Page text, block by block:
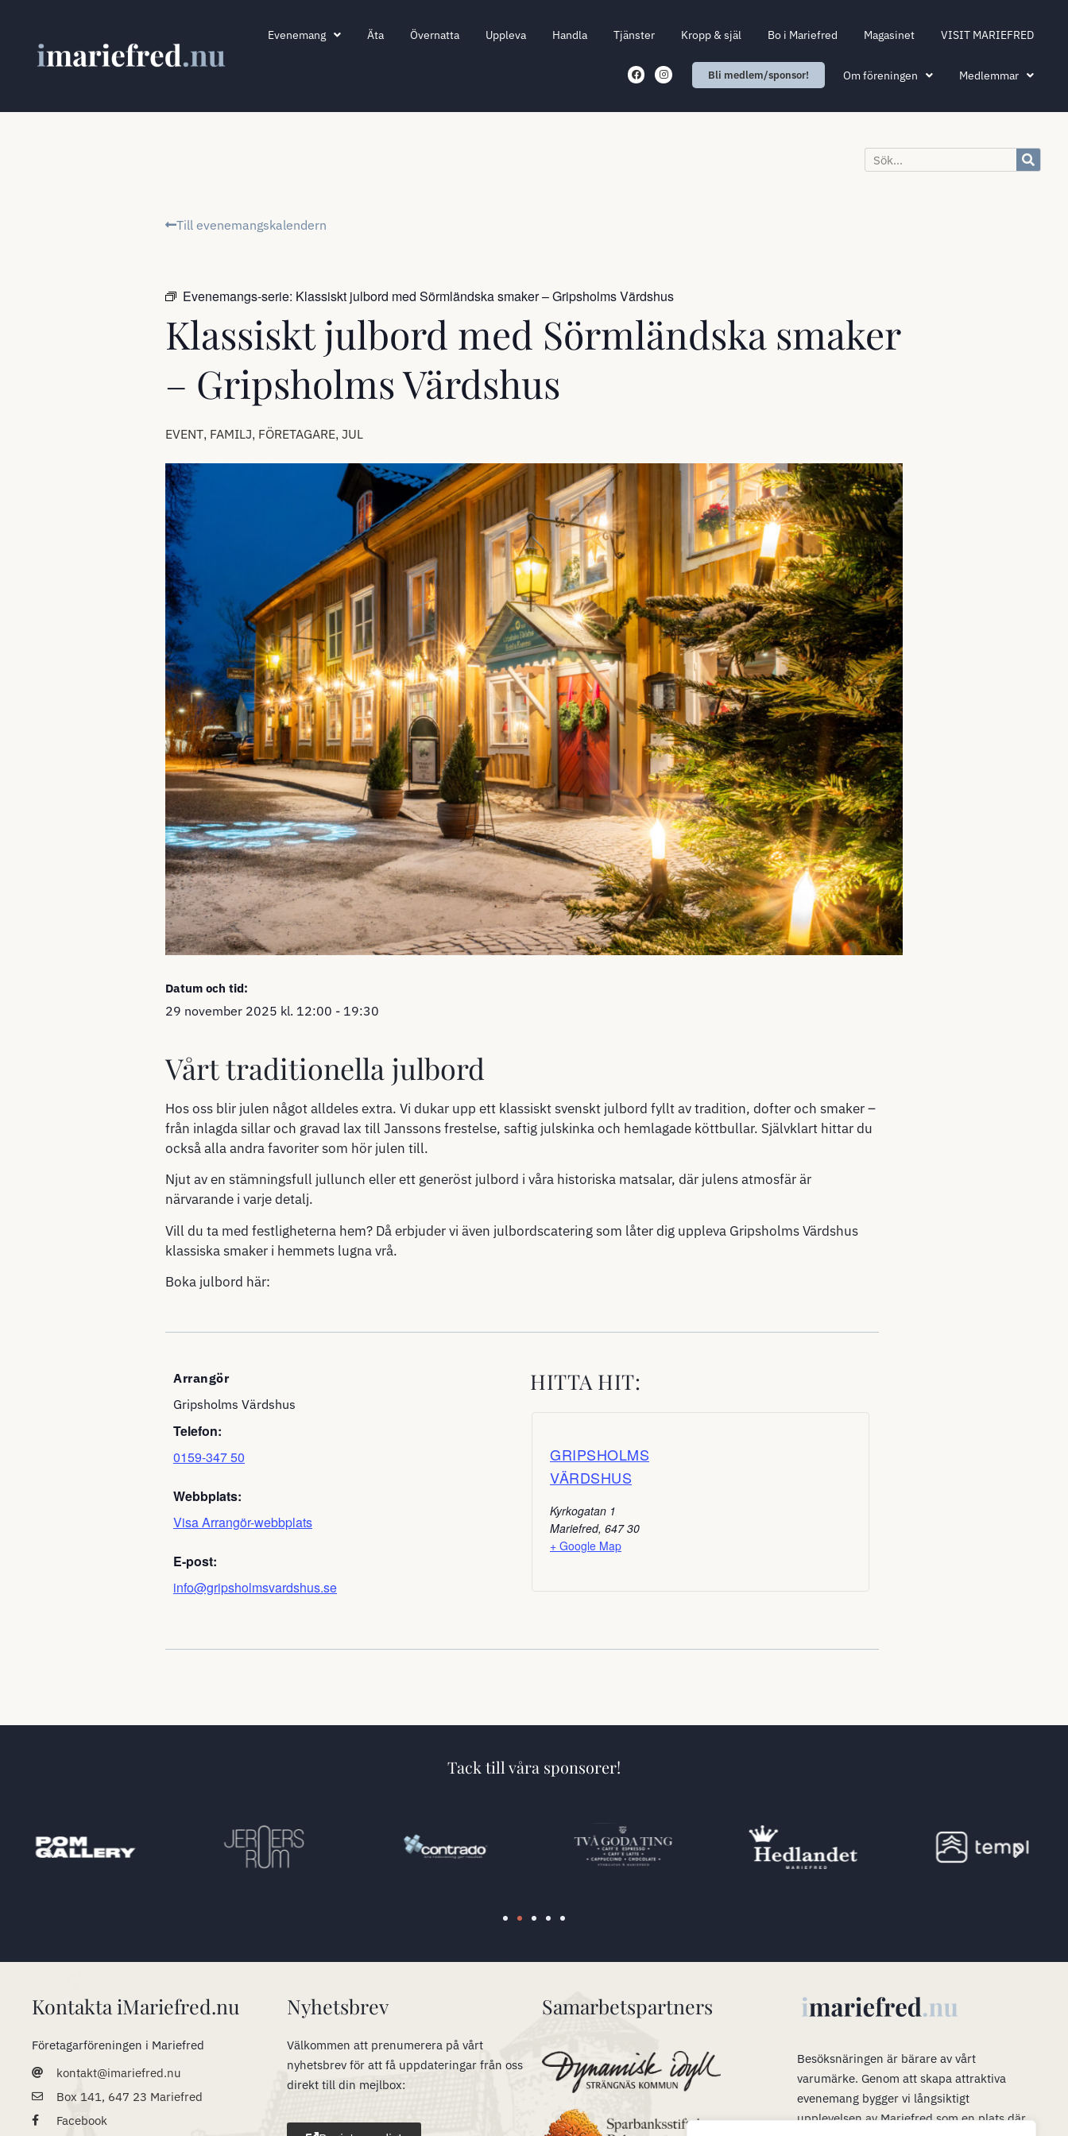
Evenemang Äta Övernatta Uppleva Handla Tjänster Kropp & själ Bo i Mariefred Magasinet VISIT MARIEFRED
Bli medlem/sponsor! Om föreningen Medlemmar
Till evenemangskalendern
Evenemangs-serie: Klassiskt julbord med Sörmländska smaker – Gripsholms Värdshus
Klassiskt julbord med Sörmländska smaker
– Gripsholms Värdshus
EVENT, FAMILJ, FÖRETAGARE, JUL
Datum och tid:
29 november 2025 kl. 12:00 - 19:30
Vårt traditionella julbord
Hos oss blir julen något alldeles extra. Vi dukar upp ett klassiskt svenskt julbord fyllt av tradition, dofter och smaker –
från inlagda sillar och gravad lax till Janssons frestelse, saftig julskinka och hemlagade köttbullar. Självklart hittar du
också alla andra favoriter som hör julen till.
Njut av en stämningsfull jullunch eller ett generöst julbord i våra historiska matsalar, där julens atmosfär är
närvarande i varje detalj.
Vill du ta med festligheterna hem? Då erbjuder vi även julbordscatering som låter dig uppleva Gripsholms Värdshus
klassiska smaker i hemmets lugna vrå.
Boka julbord här:
Arrangör
Gripsholms Värdshus
Telefon:
0159-347 50
Webbplats:
Visa Arrangör-webbplats
E-post:
info@gripsholmsvardshus.se
HITTA HIT:
GRIPSHOLMS
VÄRDSHUS
Kyrkogatan 1
Mariefred, 647 30
+ Google Map
Tack till våra sponsorer!
Kontakta iMariefred.nu
Företagarföreningen i Mariefred
kontakt@imariefred.nu
Box 141, 647 23 Mariefred
Facebook
Nyhetsbrev
Välkommen att prenumerera på vårt
nyhetsbrev för att få uppdateringar från oss
direkt till din mejlbox:
Samarbetspartners
Besöksnäringen är bärare av vårt
varumärke. Genom att skapa attraktiva
evenemang bygger vi långsiktigt
upplevelsen av Mariefred som en plats där